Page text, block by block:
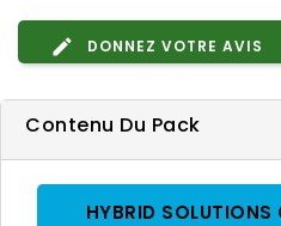
DONNEZ VOTRE AVIS
Contenu Du Pack
HYBRID